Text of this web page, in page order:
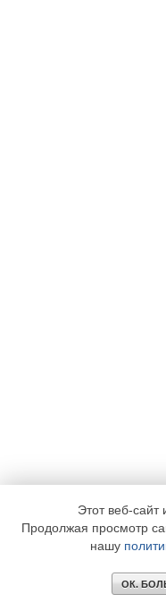
Этот веб-сайт
Продолжая просмотр
нашу
ОК.